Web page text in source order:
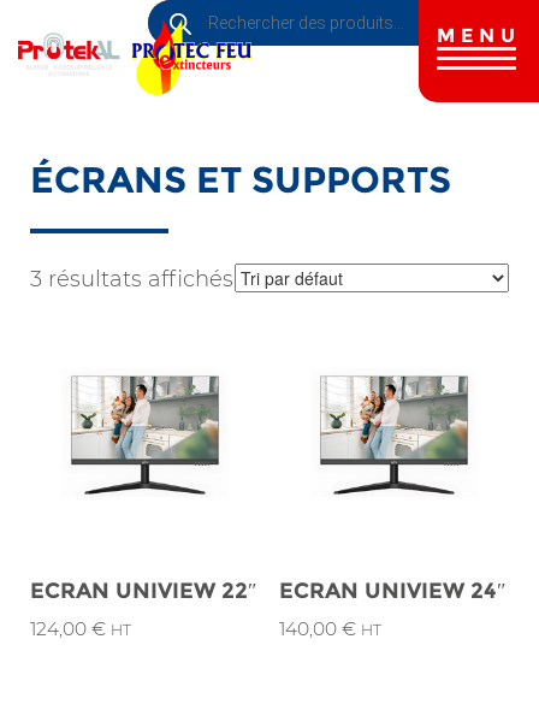
contenu
Recherche
de
produits MENU
ÉCRANS ET SUPPORTS
3 résultats affichés
ECRAN UNIVIEW 22″
124,00 € HT
ECRAN UNIVIEW 24″
140,00 € HT